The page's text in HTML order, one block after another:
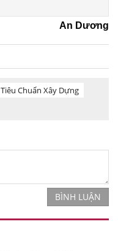
An Dương
Tiêu Chuẩn Xây Dựng
BÌNH LUẬN